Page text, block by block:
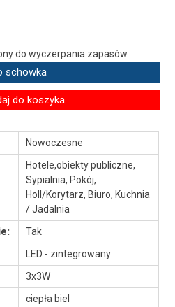
do wyczerpania zapasów.
schowka
do koszyka
Nowoczesne
Hotele,obiekty publiczne,
Sypialnia, Pokój,
Holl/Korytarz, Biuro, Kuchnia
/ Jadalnia
Tak
LED - zintegrowany
3x3W
ciepła biel